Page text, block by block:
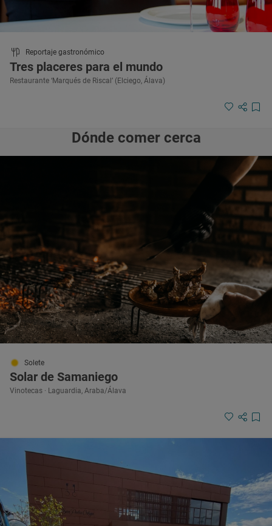
Reportaje gastronómico
Tres placeres para el mundo
Restaurante ‘Marqués de Riscal’ (Elciego, Álava)
Dónde comer cerca
Solete
Solar de Samaniego
Vinotecas · Laguardia, Araba/Álava